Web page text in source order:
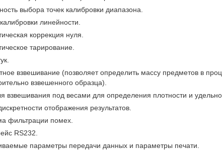
выбора точек калибровки диапазона.
линейности.
коррекция нуля.
тарирование.
взвешивание (позволяет определить массу предметов в
взвешенного образца).
взвешивания под весами для определения плотности и
отображения результатов.
фильтрации помех.
RS232.
параметры передачи данных и параметры печати.